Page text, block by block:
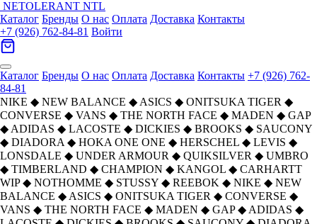
NETOLERANT NTL
Каталог Бренды О нас Оплата Доставка Контакты
+7 (926) 762-84-81 Войти
Каталог Бренды О нас Оплата Доставка Контакты +7 (926) 762-
84-81
NIKE ◆ NEW BALANCE ◆ ASICS ◆ ONITSUKA TIGER ◆
CONVERSE ◆ VANS ◆ THE NORTH FACE ◆ MADEN ◆ GAP
◆ ADIDAS ◆ LACOSTE ◆ DICKIES ◆ BROOKS ◆ SAUCONY
◆ DIADORA ◆ HOKA ONE ONE ◆ HERSCHEL ◆ LEVIS ◆
LONSDALE ◆ UNDER ARMOUR ◆ QUIKSILVER ◆ UMBRO
◆ TIMBERLAND ◆ CHAMPION ◆ KANGOL ◆ CARHARTT
WIP ◆ NOTHOMME ◆ STUSSY ◆ REEBOK ◆ NIKE ◆ NEW
BALANCE ◆ ASICS ◆ ONITSUKA TIGER ◆ CONVERSE ◆
VANS ◆ THE NORTH FACE ◆ MADEN ◆ GAP ◆ ADIDAS ◆